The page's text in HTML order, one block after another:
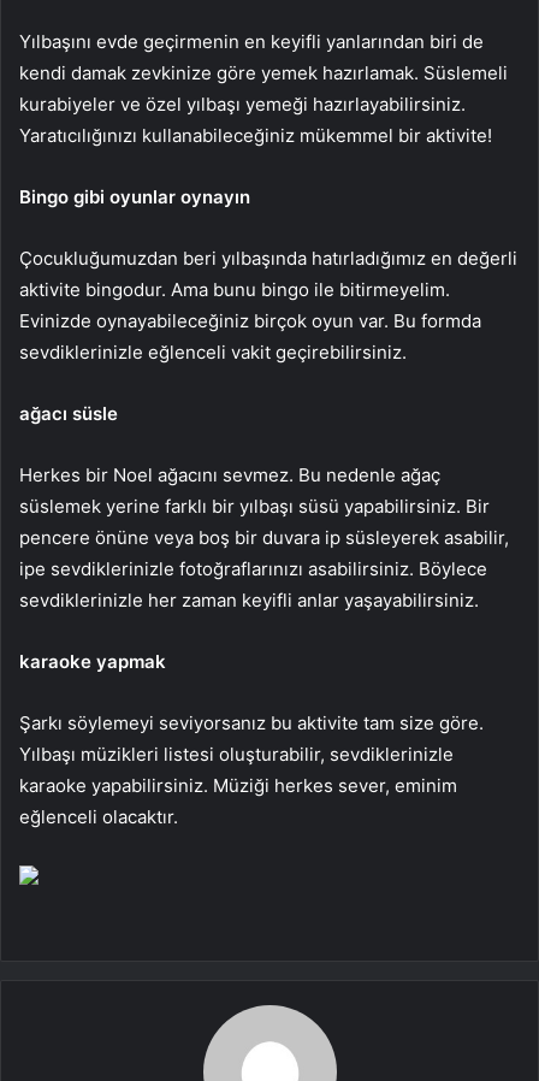
Yılbaşını evde geçirmenin en keyifli yanlarından biri de
kendi damak zevkinize göre yemek hazırlamak. Süslemeli
kurabiyeler ve özel yılbaşı yemeği hazırlayabilirsiniz.
Yaratıcılığınızı kullanabileceğiniz mükemmel bir aktivite!
Bingo gibi oyunlar oynayın
Çocukluğumuzdan beri yılbaşında hatırladığımız en değerli
aktivite bingodur. Ama bunu bingo ile bitirmeyelim.
Evinizde oynayabileceğiniz birçok oyun var. Bu formda
sevdiklerinizle eğlenceli vakit geçirebilirsiniz.
ağacı süsle
Herkes bir Noel ağacını sevmez. Bu nedenle ağaç
süslemek yerine farklı bir yılbaşı süsü yapabilirsiniz. Bir
pencere önüne veya boş bir duvara ip süsleyerek asabilir,
ipe sevdiklerinizle fotoğraflarınızı asabilirsiniz. Böylece
sevdiklerinizle her zaman keyifli anlar yaşayabilirsiniz.
karaoke yapmak
Şarkı söylemeyi seviyorsanız bu aktivite tam size göre.
Yılbaşı müzikleri listesi oluşturabilir, sevdiklerinizle
karaoke yapabilirsiniz. Müziği herkes sever, eminim
eğlenceli olacaktır.